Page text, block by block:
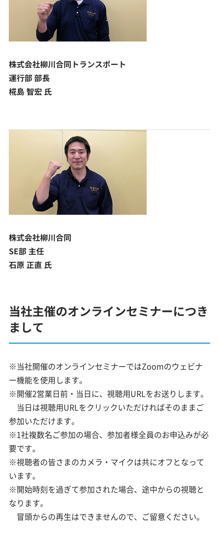
株式会社柳川合同トランスポート
運行部 部長
椛島 智宏 氏
株式会社柳川合同
SE部 主任
石原 正直 氏
当社主催のオンラインセミナーにつき
まして
※当社開催のオンラインセミナーではZoomのウェビナ
ー機能を使用します。
※開催2営業日前・当日に、視聴用URLをお送りします。
当日は視聴用URLをクリックいただければそのままご
参加いただけます。
※1社複数名ご参加の場合、参加者様全員のお申込みが必
要です。
※視聴者の皆さまのカメラ・マイクは共にオフとなって
います。
※開始時刻を過ぎて参加された場合、途中からの視聴と
なります。
冒頭からの再生はできませんので、ご留意ください。